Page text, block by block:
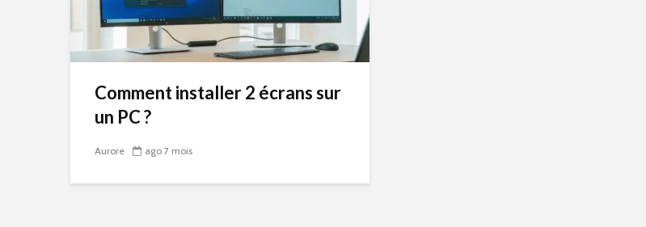
Comment installer 2 écrans sur
un PC ?
Aurore ago 7 mois